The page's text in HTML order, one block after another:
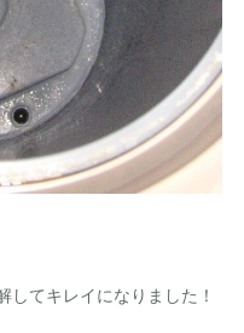
してキレイになりました！